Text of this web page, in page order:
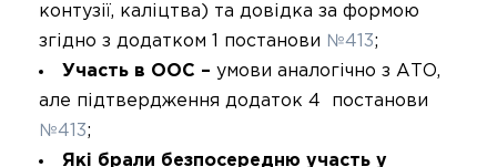
контузії, каліцтва) та довідка за формою
згідно з додатком 1 постанови №413;
Участь в ООС – умови аналогічно з АТО,
але підтвердження додаток 4 постанови
№413;
Які брали безпосередню участь у